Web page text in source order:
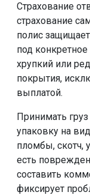
Страхование
страхование
полис
под конкретное
хрупкий или
покрытия,
выплатой.
Принимать
упаковку на
пломбы, скотч,
есть
составить
фиксирует